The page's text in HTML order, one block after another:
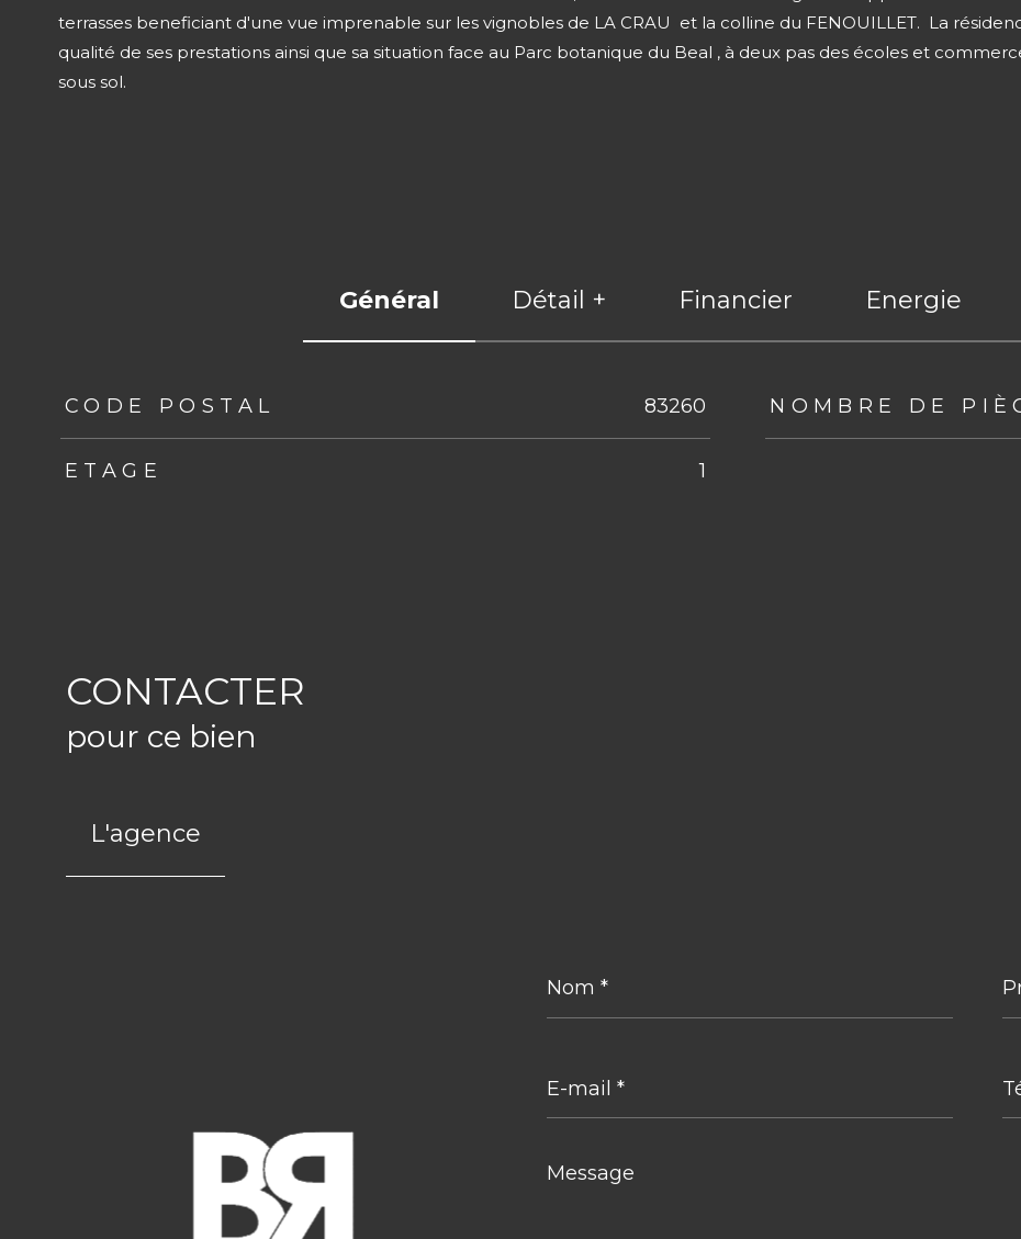
terrasses beneficiant d'une vue imprenable sur les vignobles de LA CRAU et la colline du FENOUILLET. La
qualité de ses prestations ainsi que sa situation face au Parc botanique du Beal , à deux pas des écoles et
sous sol.
Général Détail + Financier Energie
TRAD_ZEPHYR_Caracteristique
CODE POSTAL 83260 NOMBRE DE
ETAGE 1
CONTACTER
pour ce bien
L'agence
* *
mail
*
*
Message
*